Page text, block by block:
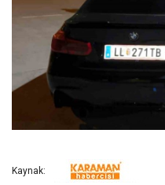
Kaynak: